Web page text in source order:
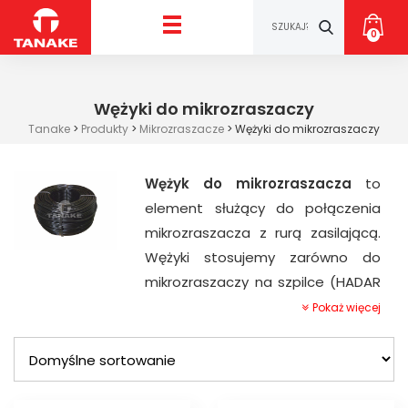
0
Wężyki do mikrozraszaczy
Tanake > Produkty > Mikrozraszacze > Wężyki do mikrozraszaczy
Wężyk do mikrozraszacza to
element służący do połączenia
mikrozraszacza z rurą zasilającą.
Wężyki stosujemy zarówno do
mikrozraszaczy na szpilce (HADAR
7110), do mikrozraszaczy
pozycji odwróconej (HADAR 7110,
MODULAR, AQUAMASTER 2005,
Pokaż więcej